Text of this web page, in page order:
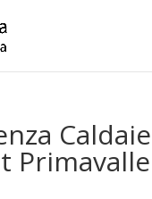
Caldaie
Primavalle